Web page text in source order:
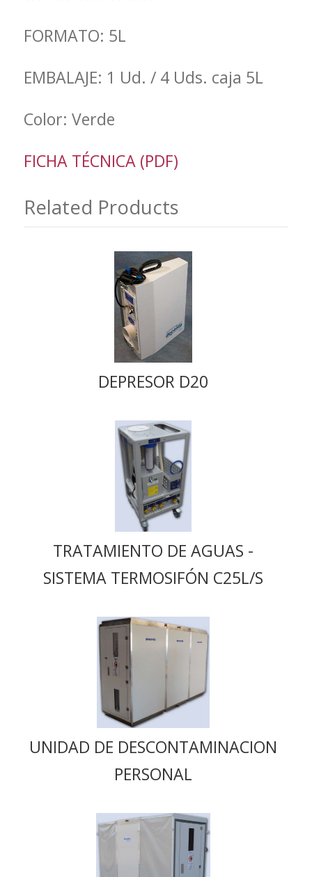
FORMATO: 5L
EMBALAJE: 1 Ud. / 4 Uds. caja 5L
Color: Verde
FICHA TÉCNICA (PDF)
Related Products
DEPRESOR D20
TRATAMIENTO DE AGUAS -
SISTEMA TERMOSIFÓN C25L/S
UNIDAD DE DESCONTAMINACION
PERSONAL